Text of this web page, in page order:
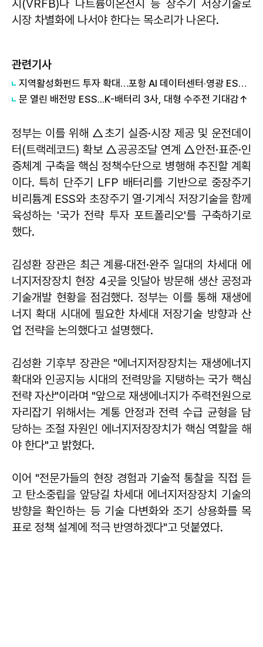
지(VRFB)나 나트륨이온전지 등 장주기 저장기술로
시장 차별화에 나서야 한다는 목소리가 나온다.
관련기사
지역활성화펀드 투자 확대…포항 AI 데이터센터·영광 ESS 선정
문 열린 배전망 ESS...K-배터리 3사, 대형 수주전 기대감↑
정부는 이를 위해 △초기 실증·시장 제공 및 운전데이
터(트랙레코드) 확보 △공공조달 연계 △안전·표준·인
증체계 구축을 핵심 정책수단으로 병행해 추진할 계획
이다. 특히 단주기 LFP 배터리를 기반으로 중장주기
비리튬계 ESS와 초장주기 열·기계식 저장기술을 함께
육성하는 '국가 전략 투자 포트폴리오'를 구축하기로
했다.
김성환 장관은 최근 계룡·대전·완주 일대의 차세대 에
너지저장장치 현장 4곳을 잇달아 방문해 생산 공정과
기술개발 현황을 점검했다. 정부는 이를 통해 재생에
너지 확대 시대에 필요한 차세대 저장기술 방향과 산
업 전략을 논의했다고 설명했다.
김성환 기후부 장관은 "에너지저장장치는 재생에너지
확대와 인공지능 시대의 전력망을 지탱하는 국가 핵심
전략 자산"이라며 "앞으로 재생에너지가 주력전원으로
자리잡기 위해서는 계통 안정과 전력 수급 균형을 담
당하는 조절 자원인 에너지저장장치가 핵심 역할을 해
야 한다"고 밝혔다.
이어 "전문가들의 현장 경험과 기술적 통찰을 직접 듣
고 탄소중립을 앞당길 차세대 에너지저장장치 기술의
방향을 확인하는 등 기술 다변화와 조기 상용화를 목
표로 정책 설계에 적극 반영하겠다"고 덧붙였다.